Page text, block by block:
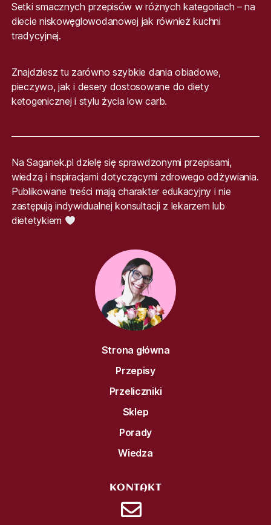
Setki smacznych przepisów w różnych kategoriach – na
diecie niskowęglowodanowej jak również kuchni
tradycyjnej.
Znajdziesz tu zarówno szybkie dania obiadowe,
pieczywo, jak i desery dostosowane do diety
ketogenicznej i stylu życia low carb.
Na Saganek.pl dzielę się sprawdzonymi przepisami,
wiedzą i inspiracjami dotyczącymi zdrowego odżywiania.
Publikowane treści mają charakter edukacyjny i nie
zastępują indywidualnej konsultacji z lekarzem lub
dietetykiem
Strona główna
Przepisy
Przeliczniki
Sklep
Porady
Wiedza
KONTAKT